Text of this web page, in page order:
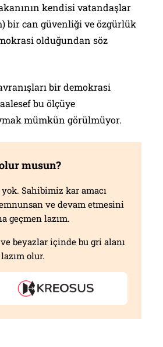
kendisi vatandaşlar
bir can güvenliği ve özgürlük
olduğundan söz
bir demokrasi
bu ölçüye
mümkün görülmüyor.
musun?
Sahibimiz kar amacı
ve devam etmesini
geçmen lazım.
beyazlar içinde bu gri alanı
olur.